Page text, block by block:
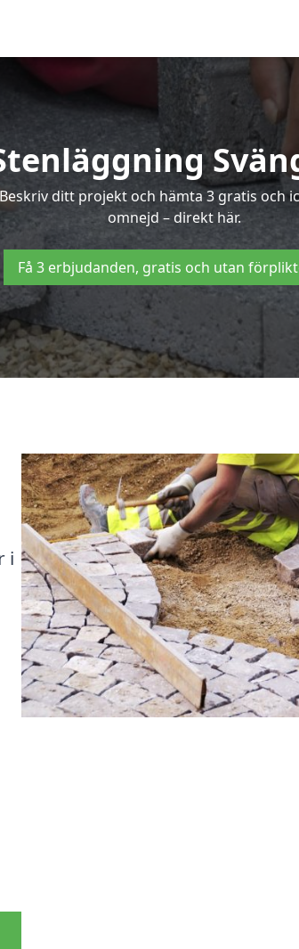
ditt projekt och hämta 3 gratis
omnejd – direkt här.
Få 3 erbjudanden, gratis och utan
i